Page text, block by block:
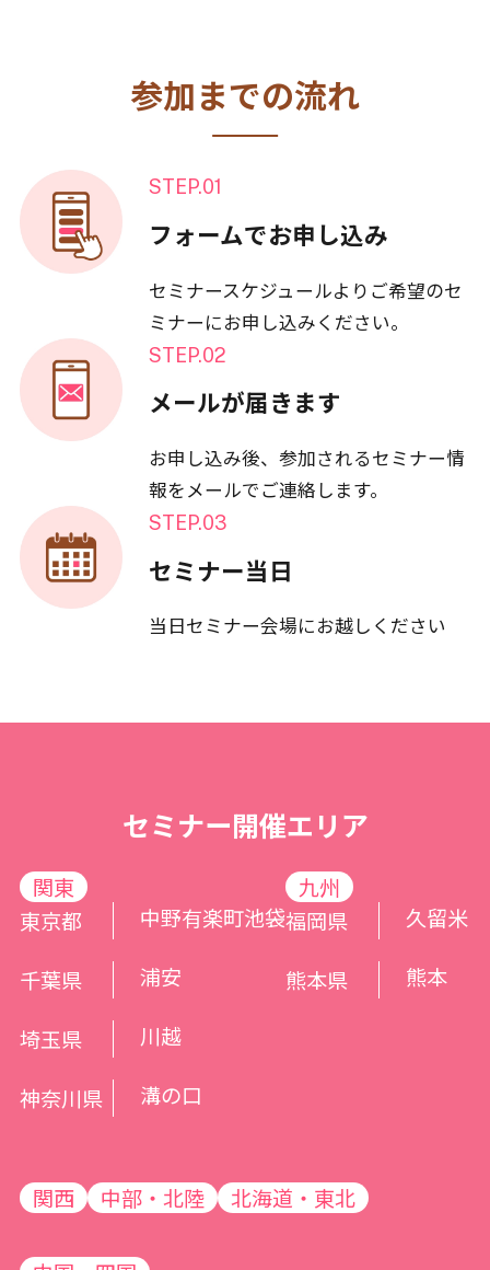
参加までの流れ
STEP.01
フォームでお申し込み
セミナースケジュールよりご希望のセ
ミナーにお申し込みください。
STEP.02
メールが届きます
お申し込み後、参加されるセミナー情
報をメールでご連絡します。
STEP.03
セミナー当日
当日セミナー会場にお越しください
セミナー開催エリア
関東
東京都
中野有楽町池袋
千葉県 浦安
埼玉県 川越
神奈川県 溝の口
九州
福岡県
久留米
熊本県 熊本
関西 中部・北陸 北海道・東北